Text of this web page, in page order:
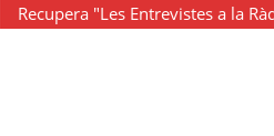
Recupera "Les Entrevistes a la